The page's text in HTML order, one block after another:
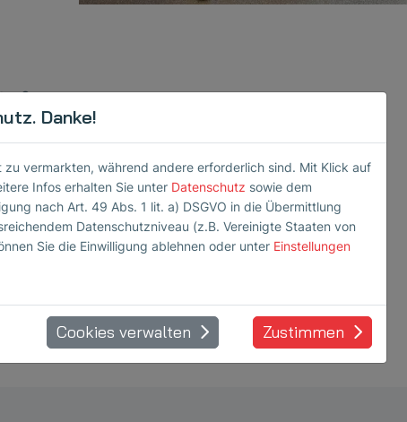
und Validierung von
Danke!
vermarkten, während andere erforderlich sind. Mit Klick auf
Infos erhalten Sie unter Datenschutz sowie dem
nach Art. 49 Abs. 1 lit. a) DSGVO in die Übermittlung
Datenschutzniveau (z.B. Vereinigte Staaten von
Sie die Einwilligung ablehnen oder unter Einstellungen
Cookies verwalten Zustimmen